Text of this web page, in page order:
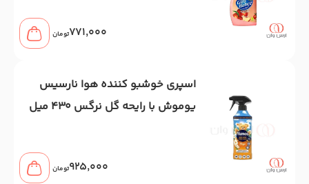
771,000تومان
اسپری خوشبو کننده هوا نارسیس
یوموش با رایحه گل نرگس 430 میل
925,000تومان